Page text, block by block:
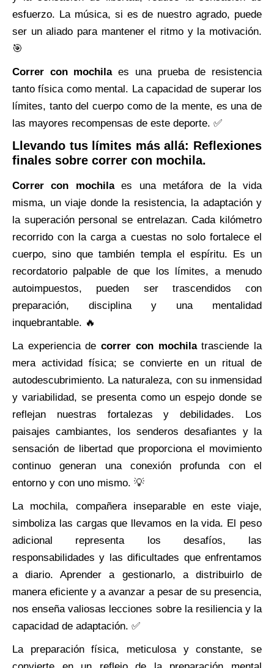
esfuerzo. La música, si es de nuestro agrado, puede
ser un aliado para mantener el ritmo y la motivación.
🎯
Correr con mochilaes una prueba de resistencia
tanto física como mental. La capacidad de superar los
límites, tanto del cuerpo como de la mente, es una de
las mayores recompensas de este deporte. ✅
Llevando tus límites más allá: Reflexiones
finales sobre correr con mochila.
Correr con mochilaes una metáfora de la vida
misma, un viaje donde la resistencia, la adaptación y
la superación personal se entrelazan. Cada kilómetro
recorrido con la carga a cuestas no solo fortalece el
cuerpo, sino que también templa el espíritu. Es un
recordatorio palpable de que los límites, a menudo
autoimpuestos, pueden ser trascendidos con
preparación, disciplina y una mentalidad
inquebrantable. 🔥
La experiencia decorrer con mochilatrasciende la
mera actividad física; se convierte en un ritual de
autodescubrimiento. La naturaleza, con su inmensidad
y variabilidad, se presenta como un espejo donde se
reflejan nuestras fortalezas y debilidades. Los
paisajes cambiantes, los senderos desafiantes y la
sensación de libertad que proporciona el movimiento
continuo generan una conexión profunda con el
entorno y con uno mismo. 💡
La mochila, compañera inseparable en este viaje,
simboliza las cargas que llevamos en la vida. El peso
adicional representa los desafíos, las
responsabilidades y las dificultades que enfrentamos
a diario. Aprender a gestionarlo, a distribuirlo de
manera eficiente y a avanzar a pesar de su presencia,
nos enseña valiosas lecciones sobre la resiliencia y la
capacidad de adaptación. ✅
La preparación física, meticulosa y constante, se